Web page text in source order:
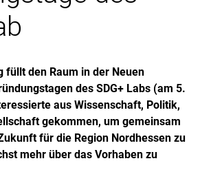
füllt den Raum in der Neuen
des SDG+ Labs (am 5.
aus Wissenschaft, Politik,
gekommen, um gemeinsam
für die Region Nordhessen zu
mehr über das Vorhaben zu